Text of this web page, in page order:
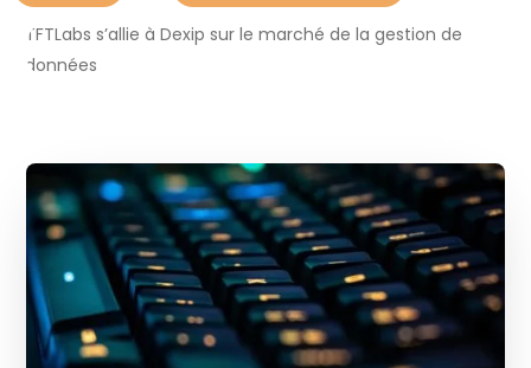
TFTLabs s’allie à Dexip sur le marché de la gestion de
données